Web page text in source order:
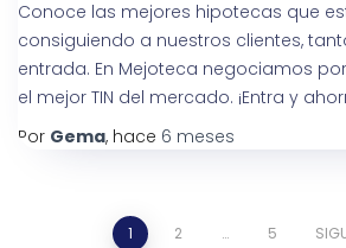
Conoce las mejores hipotecas que
consiguiendo a nuestros clientes,
entrada. En Mejoteca negociamos
el mejor TIN del mercado. ¡Entra y
Por Gema, hace 6 meses
1 2 … 5